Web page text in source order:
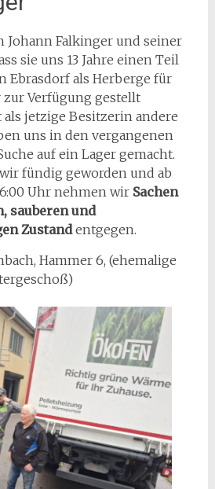
Johann Falkinger und seiner
sie uns 13 Jahre einen Teil
Ebrasdorf als Herberge für
Verfügung gestellt
als jetzige Besitzerin andere
uns in den vergangenen
auf ein Lager gemacht.
fündig geworden und ab
Uhr nehmen wir Sachen
sauberen und
Zustand entgegen.
Hammer 6, (ehemalige